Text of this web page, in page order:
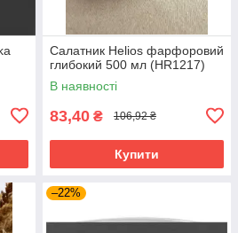
Салатник Helios фарфоровий
глибокий 500 мл (HR1217)
В наявності
83,40 ₴ 106,92 ₴
Купити
–22%